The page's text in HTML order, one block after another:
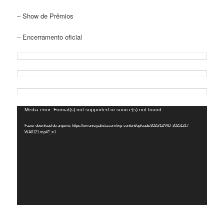
– Show de Prêmios
– Encerramento oficial
Tocador
vídeo
Media error: Format(s) not supported or source(s) not found
Fazer download do arquivo: https://omunicipalista.com/wp-content/uploads/2025/12/VID-20251217-
WA0121.mp4?_=1